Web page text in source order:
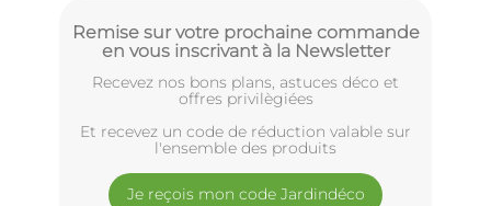
Remise sur votre prochaine commande
en vous inscrivant à la Newsletter
Recevez nos bons plans, astuces déco et
offres privilègiées
Et recevez un code de réduction valable sur
l'ensemble des produits
Je reçois mon code Jardindéco